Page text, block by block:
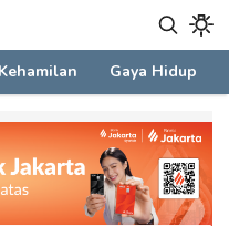
Milenial
Kehamilan Gaya Hidup